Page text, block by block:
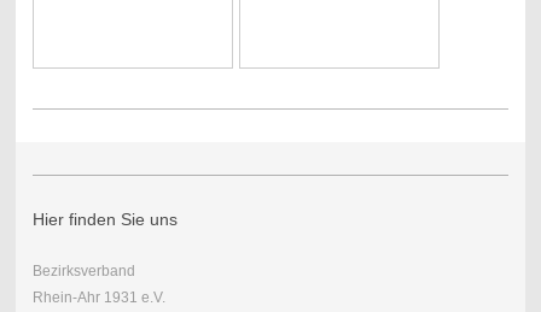
Hier finden Sie uns
Bezirksverband
Rhein-Ahr 1931 e.V.